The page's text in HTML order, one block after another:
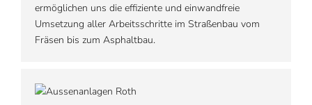
ermöglichen uns die effiziente und einwandfreie
Umsetzung aller Arbeitsschritte im Straßenbau vom
Fräsen bis zum Asphaltbau.